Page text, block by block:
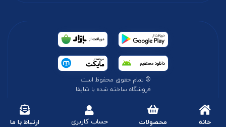
خانه محصولات حساب کاربری ارتباط با ما
© تمام حقوق محفوظ است
فروشگاه ساخته شده با شاپفا